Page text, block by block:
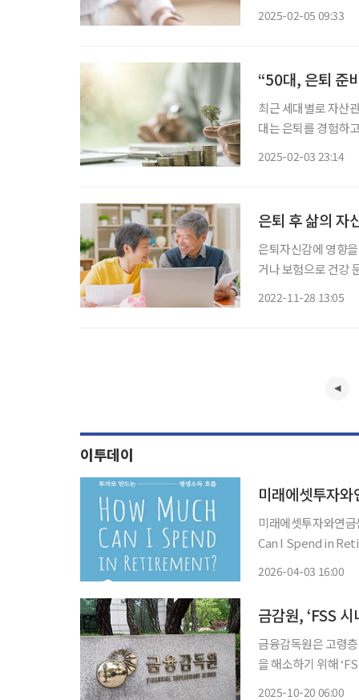
2025-02-05 09:33
“50대, 은퇴 준
최근 세대별로 자산
대는 은퇴를 경험하
2025-02-03 23:14
은퇴 후 삶의 자
은퇴자신감에 영향
거나 보험으로 건강 문
2022-11-28 13:05
이투데이
미래에셋투자
미래에셋투자와연
Can I Spend in
2026-04-03 16:00
금융감독원은 고령
을 해소하기 위해 ‘FSS
2025-10-20 06:00